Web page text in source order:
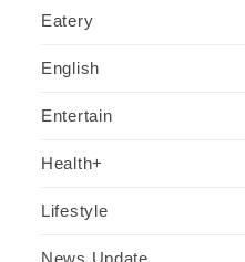
Eatery
English
Entertain
Health+
Lifestyle